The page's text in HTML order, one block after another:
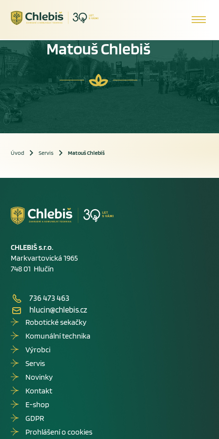
Matouš Chlebiš
Úvod Servis Matouš Chlebiš
CHLEBIŠ s.r.o.
Markvartovická 1965
748 01 Hlučín
736 473 463
hlucin@chlebis.cz
Robotické sekačky
Komunální technika
Výrobci
Servis
Novinky
Kontakt
E-shop
GDPR
Prohlášení o cookies